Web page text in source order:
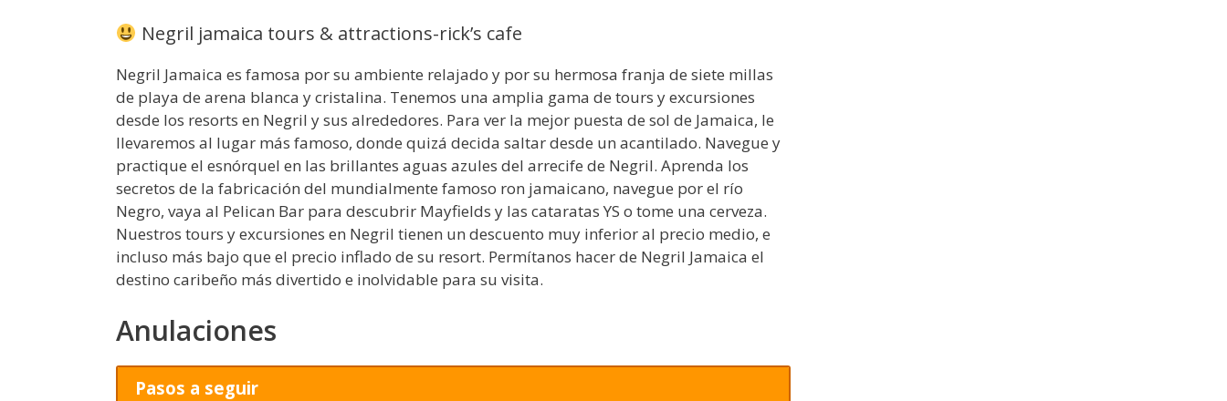
Negril jamaica tours & attractions-rick’s cafe
Negril Jamaica es famosa por su ambiente relajado y por su hermosa franja de siete millas
de playa de arena blanca y cristalina. Tenemos una amplia gama de tours y excursiones
desde los resorts en Negril y sus alrededores. Para ver la mejor puesta de sol de Jamaica, le
llevaremos al lugar más famoso, donde quizá decida saltar desde un acantilado. Navegue y
practique el esnórquel en las brillantes aguas azules del arrecife de Negril. Aprenda los
secretos de la fabricación del mundialmente famoso ron jamaicano, navegue por el río
Negro, vaya al Pelican Bar para descubrir Mayfields y las cataratas YS o tome una cerveza.
Nuestros tours y excursiones en Negril tienen un descuento muy inferior al precio medio, e
incluso más bajo que el precio inflado de su resort. Permítanos hacer de Negril Jamaica el
destino caribeño más divertido e inolvidable para su visita.
Anulaciones
Pasos a seguir